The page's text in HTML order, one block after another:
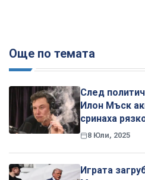
Още по темата
След
Илон Мъск
сринаха
8 Юли, 2025
Играта